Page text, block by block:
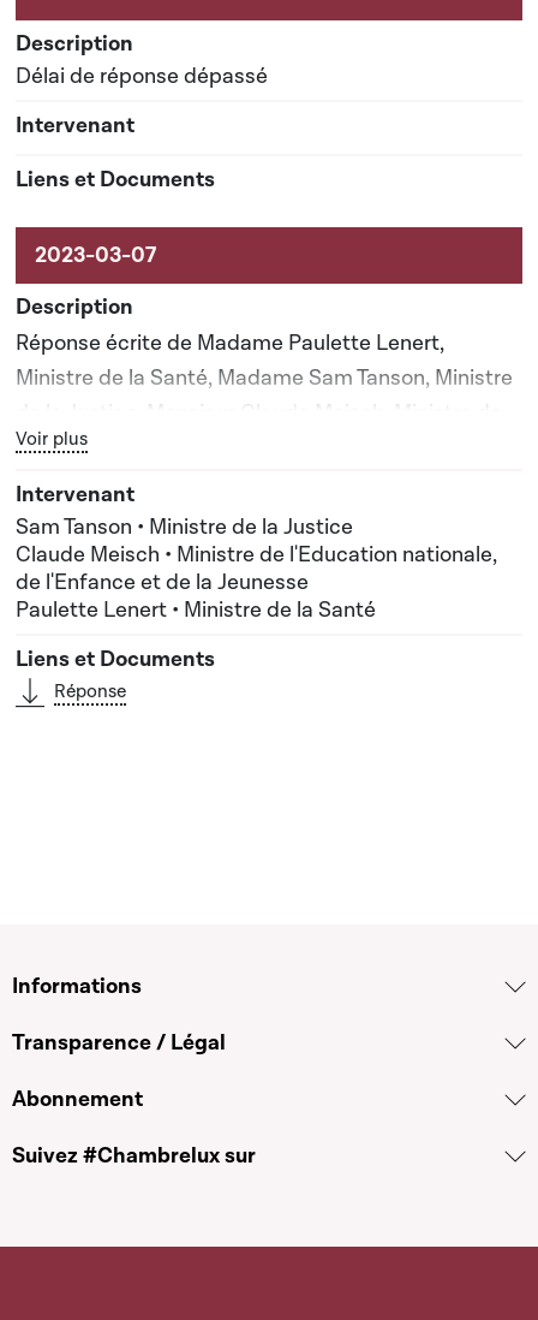
Délai de réponse dépassé
Réponse écrite de Madame Paulette Lenert,
Ministre de la Santé, Madame Sam Tanson, Ministre
de la Justice, Monsieur Claude Meisch, Ministre de
l'Education nationale, de l'Enfance et de la Jeunesse
Bouton graphique servant à afficher ou cacher tous les
Voir plus
Sam Tanson • Ministre de la Justice
Claude Meisch • Ministre de l'Education nationale,
de l'Enfance et de la Jeunesse
Paulette Lenert • Ministre de la Santé
Réponse
Informations
Transparence / Légal
Abonnement
Suivez #Chambrelux sur